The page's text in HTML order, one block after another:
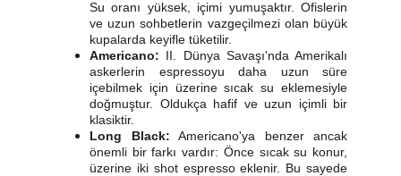
Su oranı yüksek, içimi yumuşaktır. Ofislerin
ve uzun sohbetlerin vazgeçilmezi olan büyük
kupalarda keyifle tüketilir.
Americano: II. Dünya Savaşı'nda Amerikalı
askerlerin espressoyu daha uzun süre
içebilmek için üzerine sıcak su eklemesiyle
doğmuştur. Oldukça hafif ve uzun içimli bir
klasiktir.
Long Black: Americano'ya benzer ancak
önemli bir farkı vardır: Önce sıcak su konur,
üzerine iki shot espresso eklenir. Bu sayede